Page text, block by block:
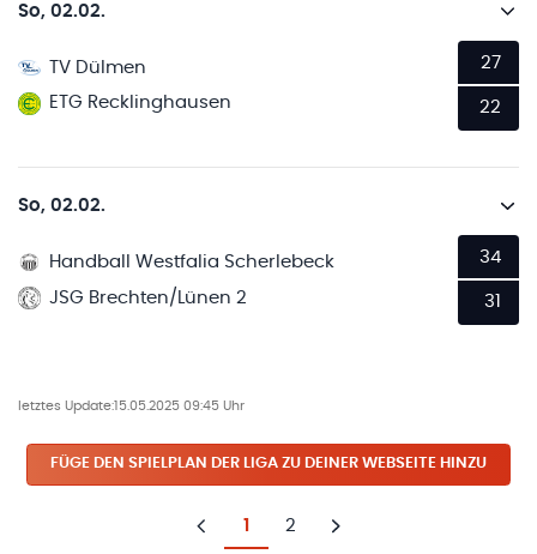
So, 02.02.
TV Dülmen
ETG Recklinghausen
27
22
So, 02.02.
Handball Westfalia Scherlebeck
JSG Brechten/Lünen 2
34
31
letztes Update:15.05.2025 09:45 Uhr
FÜGE DEN SPIELPLAN DER LIGA ZU DEINER WEBSEITE HINZU
Zurück
1 2
Weiter